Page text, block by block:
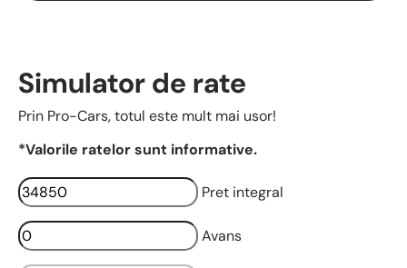
Simulator de rate
Prin Pro-Cars, totul este mult mai usor!
*Valorile ratelor sunt informative.
Pret integral
Avans